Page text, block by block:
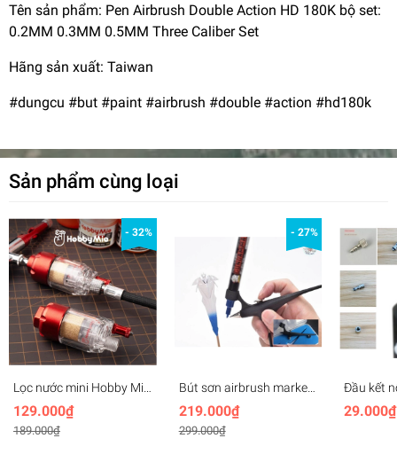
Tên sản phẩm: Pen Airbrush Double Action HD 180K bộ set:
0.2MM 0.3MM 0.5MM Three Caliber Set
Hãng sản xuất: Taiwan
#dungcu #but #paint #airbrush #double #action #hd180k
Sản phẩm cùng loại
- 32%
Lọc nước mini Hobby Mio
cho bút sơn airbrush size
1/8 Filter Air & Water
129.000₫
189.000₫
- 27%
Bút sơn airbrush marker
pen (gắn bút marker)
219.000₫
299.000₫
Đầu kết
sơn
pump
29.000₫